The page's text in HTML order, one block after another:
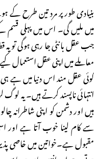
بنیادی طور پر مرد تین طرح کے
میں ملیں گی۔ اس میں پہلی قسم
جب عقل بانٹی جا رہی ہوگی تو
معاملے میں اپنی عقل استعمال کیے
کوئی عقل مند اس دنیا میں ہے
انتہائی ناپسند کرتے ہیں۔ یہ
ہیں اور دشمن کو اپنی
سے کام لینا خوب آتا ہے اور
مقبول ہے۔خواتین میں خاصی